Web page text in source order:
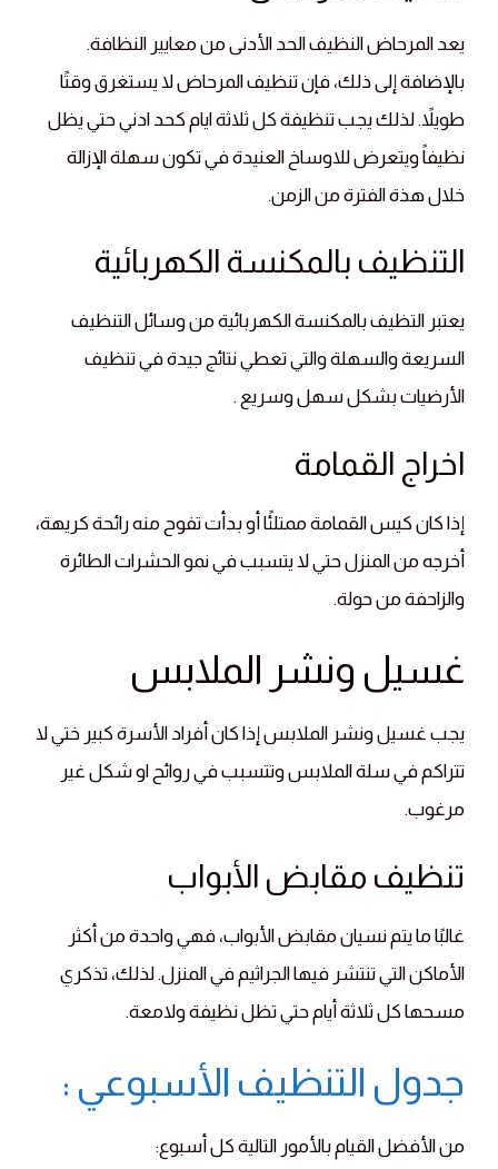
يعد المرحاض النظيف الحد الأدنى من معايير النظافة.
بالإضافة إلى ذلك، فإن تنظيف المرحاض لا يستغرق وقتًا
طويلاً. لذلك يجب تنظيفة كل ثلاثة ايام كحد ادني حتي يظل
نظيفاً ويتعرض للاوساخ العنيدة في تكون سهلة الإزالة
خلال هذة الفترة من الزمن.
التنظيف بالمكنسة الكهربائية
يعتبر التظيف بالمكنسة الكهربائية من وسائل التنظيف
السريعة والسهلة والتي تعطي نتائج جيدة في تنظيف
الأرضيات بشكل سهل وسريع .
اخراج القمامة
إذا كان كيس القمامة ممتلئًا أو بدأت تفوح منه رائحة كريهة،
أخرجه من المنزل حتي لا يتسبب في نمو الحشرات الطائرة
والزاحفة من حولة.
غسيل ونشر الملابس
يجب غسيل ونشر الملابس إذا كان أفراد الأسرة كبير ختي لا
تتراكم في سلة الملابس وتتسبب في روائح او شكل غير
مرغوب.
تنظيف مقابض الأبواب
غالبًا ما يتم نسيان مقابض الأبواب، فهي واحدة من أكثر
الأماكن التي تنتشر فيها الجراثيم في المنزل. لذلك، تذكري
مسحها كل ثلاثة أيام حتي تظل نظيفة ولامعة.
جدول التنظيف الأسبوعي :
من الأفضل القيام بالأمور التالية كل أسبوع: